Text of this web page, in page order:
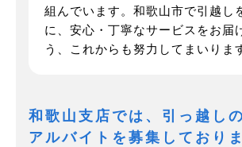
組んでいます。和歌山市で引越し
に、安心・丁寧なサービスをお届
う、これからも努力してまいりま
和歌山支店では、引っ越しの
アルバイトを募集しており